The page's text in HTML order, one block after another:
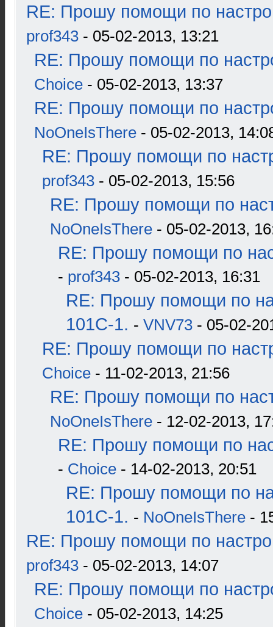
RE: Прошу помощи по
prof343 - 05-02-2013, 13:21
RE: Прошу помощи по
Choice - 05-02-2013, 13:37
RE: Прошу помощи по
NoOneIsThere - 05-02-2013,
RE: Прошу помощи по
prof343 - 05-02-2013, 15:56
RE: Прошу помощи по
NoOneIsThere - 05-02-2013,
RE: Прошу помощи по
- prof343 - 05-02-2013, 16:31
RE: Прошу помощи по
101С-1. - VNV73 - 05-02-
RE: Прошу помощи по
Choice - 11-02-2013, 21:56
RE: Прошу помощи по
NoOneIsThere - 12-02-2013,
RE: Прошу помощи по
- Choice - 14-02-2013, 20:51
RE: Прошу помощи по
101С-1. - NoOneIsThere -
RE: Прошу помощи по
prof343 - 05-02-2013, 14:07
RE: Прошу помощи по
Choice - 05-02-2013, 14:25